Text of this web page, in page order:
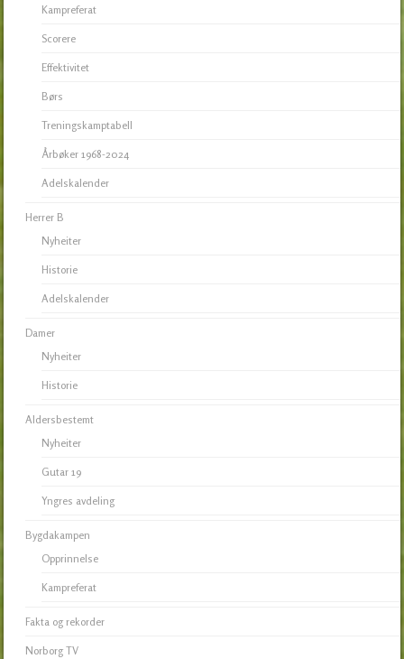
Kampreferat
Scorere
Effektivitet
Børs
Treningskamptabell
Årbøker 1968-2024
Adelskalender
Herrer B
Nyheiter
Historie
Adelskalender
Damer
Nyheiter
Historie
Aldersbestemt
Nyheiter
Gutar 19
Yngres avdeling
Bygdakampen
Opprinnelse
Kampreferat
Fakta og rekorder
Norborg TV